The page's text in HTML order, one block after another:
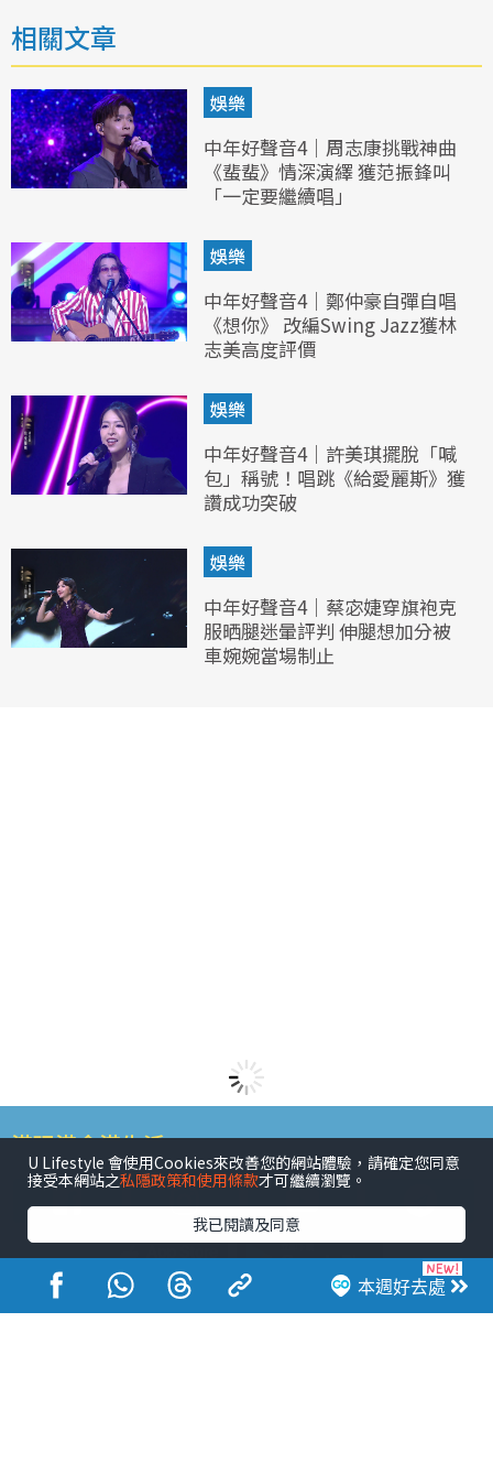
相關文章
娛樂
中年好聲音4｜周志康挑戰神曲
《蜚蜚》情深演繹 獲范振鋒叫
「一定要繼續唱」
娛樂
中年好聲音4｜鄭仲豪自彈自唱
《想你》 改編Swing Jazz獲林
志美高度評價
娛樂
中年好聲音4｜許美琪擺脫「喊
包」稱號！唱跳《給愛麗斯》獲
讚成功突破
娛樂
中年好聲音4｜蔡宓婕穿旗袍克
服晒腿迷暈評判 伸腿想加分被
車婉婉當場制止
本週好去處
港玩港食港生活
活動展覽 市集 開倉 尖沙咀好去處
銅鑼灣好去處
U Lifestyle 會使用Cookies來改善您的網站體驗，請確定您同意
接受本網站之私隱政策和使用條款才可繼續瀏覽。
我已閱讀及同意